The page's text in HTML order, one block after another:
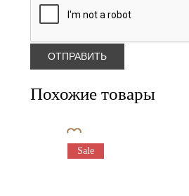
Похожие товары
Sale